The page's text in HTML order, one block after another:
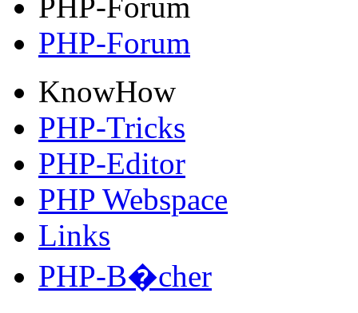
KnowHow
PHP-Tricks
PHP-Editor
PHP Webspace
Links
PHP-B�cher
Internes
G�stebuch